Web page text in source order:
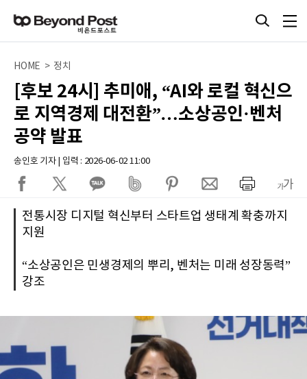
HOME > 정치
[후보 24시] 추미애, “AI와 로컬 혁신으
로 지역경제 대전환”…소상공인·벤처
공약 발표
송인호 기자 | 입력 : 2026-06-02 11:00
전통시장 디지털 혁신부터 스타트업 생태계 확충까지
지원
“소상공인은 민생경제의 뿌리, 벤처는 미래 성장동력”
강조